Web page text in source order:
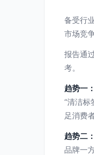
备受行
市场竞
报告通
考。
趋势一
“清洁
足消费
趋势二
品牌一